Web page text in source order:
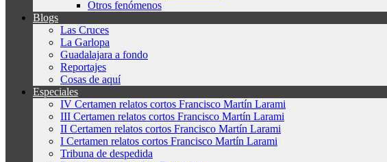
Otros fenómenos
Blogs
Las Cruces
La Garlopa
Guadalajara a fondo
Reportajes
Cosas de aquí
Especiales
IV Certamen relatos cortos Francisco Martín Larami
III Certamen relatos cortos Francisco Martín Larami
II Certamen relatos cortos Francisco Martín Larami
I Certamen relatos cortos Francisco Martín Larami
Tribuna de despedida